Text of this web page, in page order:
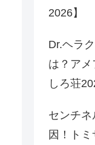
2026】
Dr.ヘラ
は？アメ
しろ荘
センチ
因！ト